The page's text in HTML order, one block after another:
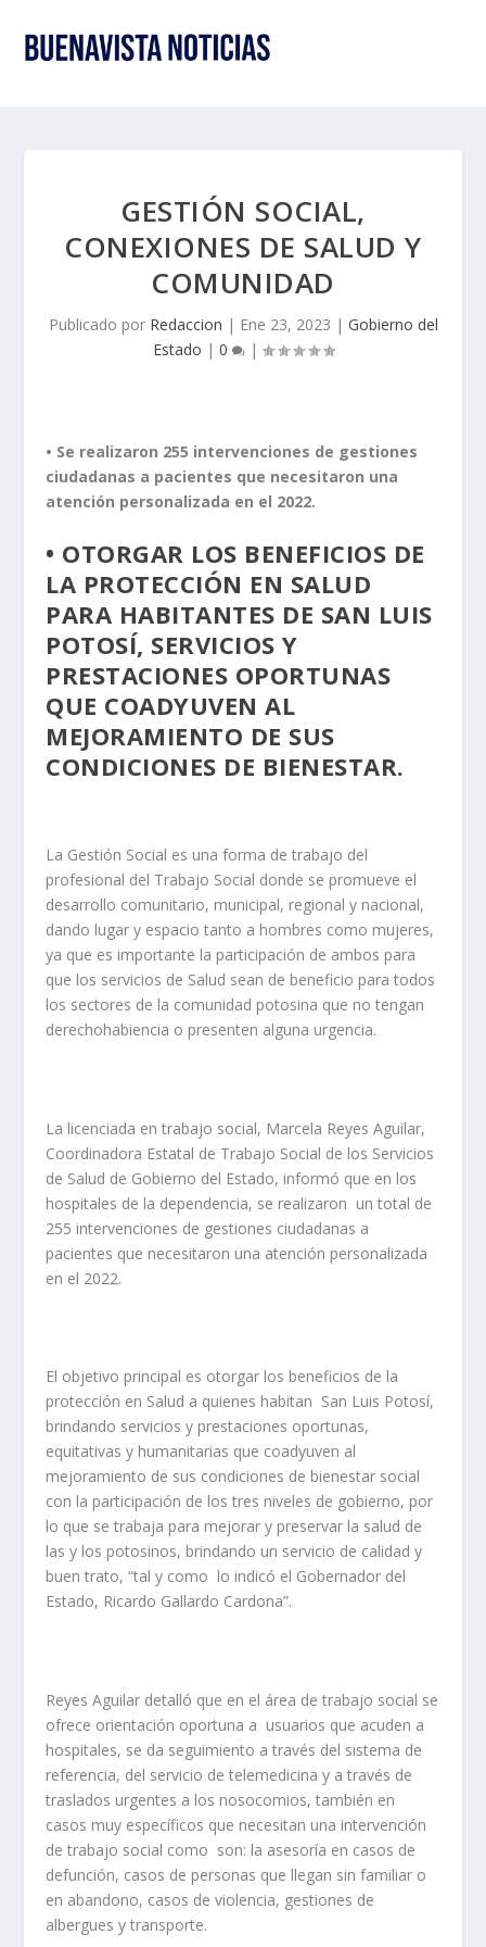
GESTIÓN SOCIAL,
CONEXIONES DE SALUD Y
COMUNIDAD
Publicado por Redaccion | Ene 23, 2023 | Gobierno del
Estado | 0 |
• Se realizaron 255 intervenciones de gestiones
ciudadanas a pacientes que necesitaron una
atención personalizada en el 2022.
• OTORGAR LOS BENEFICIOS DE
LA PROTECCIÓN EN SALUD
PARA HABITANTES DE SAN LUIS
POTOSÍ, SERVICIOS Y
PRESTACIONES OPORTUNAS
QUE COADYUVEN AL
MEJORAMIENTO DE SUS
CONDICIONES DE BIENESTAR.
La Gestión Social es una forma de trabajo del
profesional del Trabajo Social donde se promueve el
desarrollo comunitario, municipal, regional y nacional,
dando lugar y espacio tanto a hombres como mujeres,
ya que es importante la participación de ambos para
que los servicios de Salud sean de beneficio para todos
los sectores de la comunidad potosina que no tengan
derechohabiencia o presenten alguna urgencia.
La licenciada en trabajo social, Marcela Reyes Aguilar,
Coordinadora Estatal de Trabajo Social de los Servicios
de Salud de Gobierno del Estado, informó que en los
hospitales de la dependencia, se realizaron un total de
255 intervenciones de gestiones ciudadanas a
pacientes que necesitaron una atención personalizada
en el 2022.
El objetivo principal es otorgar los beneficios de la
protección en Salud a quienes habitan San Luis Potosí,
brindando servicios y prestaciones oportunas,
equitativas y humanitarias que coadyuven al
mejoramiento de sus condiciones de bienestar social
con la participación de los tres niveles de gobierno, por
lo que se trabaja para mejorar y preservar la salud de
las y los potosinos, brindando un servicio de calidad y
buen trato, “tal y como lo indicó el Gobernador del
Estado, Ricardo Gallardo Cardona”.
Reyes Aguilar detalló que en el área de trabajo social se
ofrece orientación oportuna a usuarios que acuden a
hospitales, se da seguimiento a través del sistema de
referencia, del servicio de telemedicina y a través de
traslados urgentes a los nosocomios, también en
casos muy específicos que necesitan una intervención
de trabajo social como son: la asesoría en casos de
defunción, casos de personas que llegan sin familiar o
en abandono, casos de violencia, gestiones de
albergues y transporte.